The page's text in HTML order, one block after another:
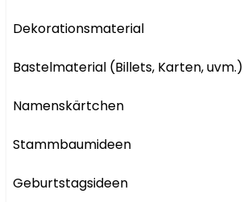
Dekorationsmaterial
Bastelmaterial (Billets, Karten, uvm.)
Namenskärtchen
Stammbaumideen
Geburtstagsideen